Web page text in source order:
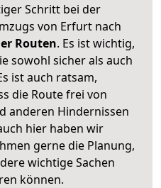
Schritt bei der
von Erfurt nach
Routen. Es ist wichtig,
sowohl sicher als auch
ist auch ratsam,
die Route frei von
anderen Hindernissen
hier haben wir
gerne die Planung,
wichtige Sachen
können.